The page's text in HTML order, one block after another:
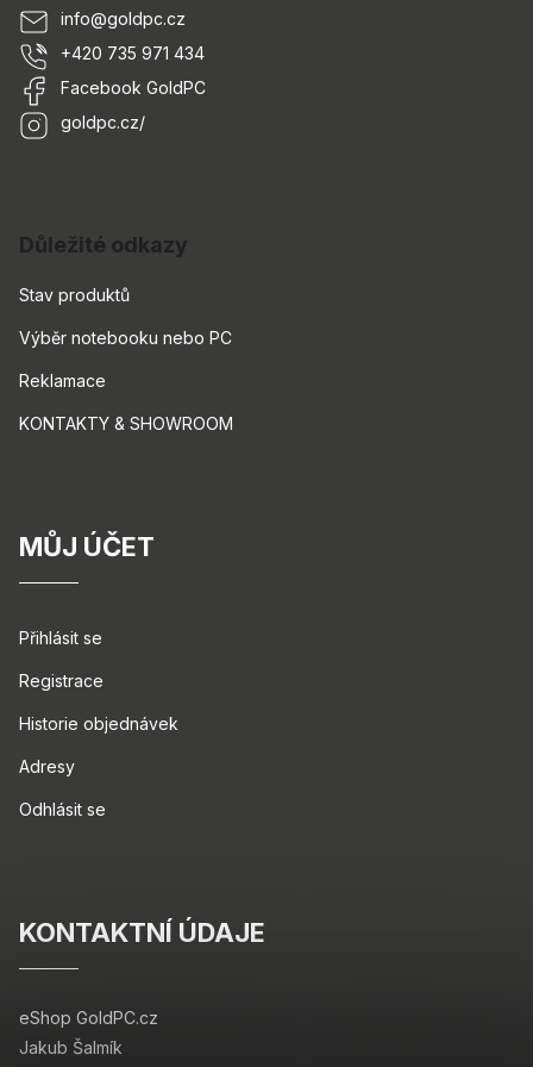
info@goldpc.cz
+420 735 971 434
Facebook GoldPC
goldpc.cz/
Důležité odkazy
Stav produktů
Výběr notebooku nebo PC
Reklamace
KONTAKTY & SHOWROOM
MŮJ ÚČET
Přihlásit se
Registrace
Historie objednávek
Adresy
Odhlásit se
KONTAKTNÍ ÚDAJE
eShop GoldPC.cz
Jakub Šalmík